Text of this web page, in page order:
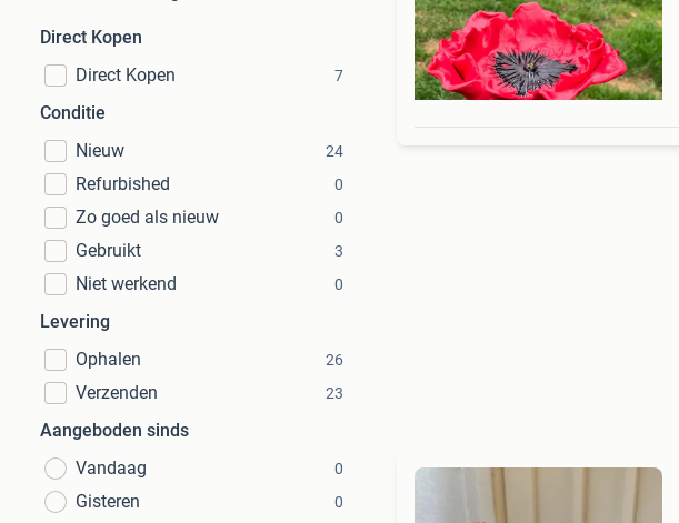
Direct Kopen
Direct Kopen
7
Conditie
Nieuw
24
Refurbished 0
Zo goed als nieuw 0
Gebruikt 3
Niet werkend 0
Levering
Ophalen
26
Verzenden 23
Aangeboden sinds
Vandaag
0
Gisteren 0